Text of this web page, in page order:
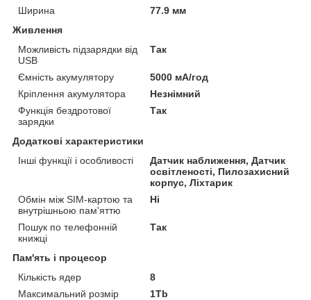
Ширина
77.9 мм
Живлення
Можливість підзарядки від
USB
Так
Ємність акумулятору
5000 мА/год
Кріплення акумулятора
Незнімний
Функція бездротової
зарядки
Так
Додаткові характеристики
Інші функції і особливості
Датчик наближення, Датчик
освітленості, Пилозахисний
корпус, Ліхтарик
Обмін між SIM-картою та
внутрішньою пам'яттю
Ні
Пошук по телефонній
книжці
Так
Пам'ять і процесор
Кількість ядер
8
Максимальний розмір
1Tb